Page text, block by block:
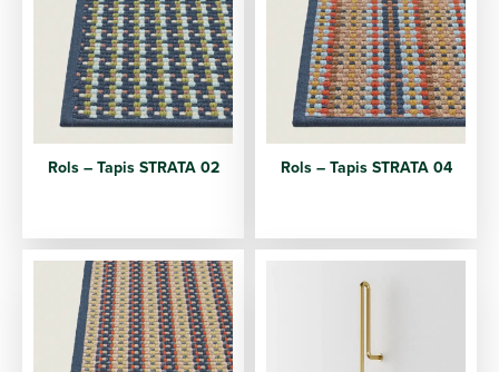
Rols – Tapis STRATA 02 Rols – Tapis STRATA 04